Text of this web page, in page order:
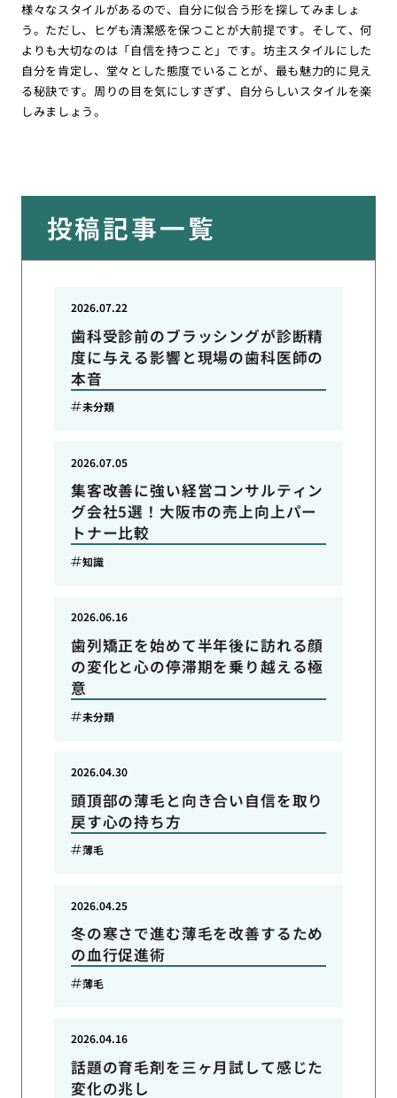
様々なスタイルがあるので、自分に似合う形を探してみましょ
う。ただし、ヒゲも清潔感を保つことが大前提です。そして、何
よりも大切なのは「自信を持つこと」です。坊主スタイルにした
自分を肯定し、堂々とした態度でいることが、最も魅力的に見え
る秘訣です。周りの目を気にしすぎず、自分らしいスタイルを楽
しみましょう。
投稿記事一覧
歯科受診前のブラッシングが診断精
度に与える影響と現場の歯科医師の
本音
2026.07.22
未分類
集客改善に強い経営コンサルティン
グ会社5選！大阪市の売上向上パー
トナー比較
2026.07.05
知識
歯列矯正を始めて半年後に訪れる顔
の変化と心の停滞期を乗り越える極
意
2026.06.16
未分類
頭頂部の薄毛と向き合い自信を取り
戻す心の持ち方
2026.04.30
薄毛
冬の寒さで進む薄毛を改善するため
の血行促進術
2026.04.25
薄毛
話題の育毛剤を三ヶ月試して感じた
変化の兆し
2026.04.16